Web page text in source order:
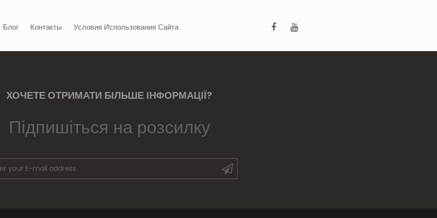
Блог Контакты Условия Использования Сайта
ХОЧЕТЕ ОТРИМАТИ БІЛЬШЕ ІНФОРМАЦІЇ?
Підпишіться на розсилку